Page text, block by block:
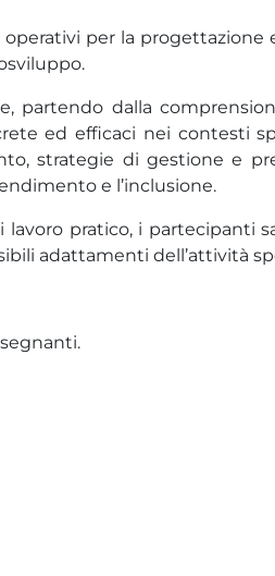
per la progettazione
partendo dalla
ed efficaci nei contesti
strategie di gestione e
e l’inclusione.
pratico, i partecipanti
adattamenti dell’attività